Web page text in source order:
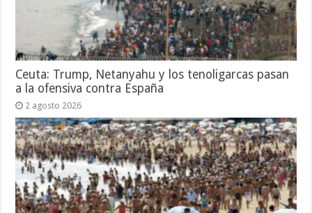
Ceuta: Trump, Netanyahu y los tenoligarcas pasan
a la ofensiva contra España
2 agosto 2026